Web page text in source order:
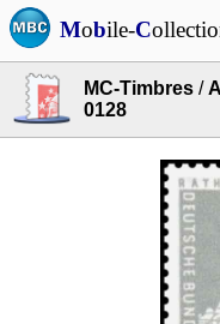
Mobile-C
MC-Timbres /
0128